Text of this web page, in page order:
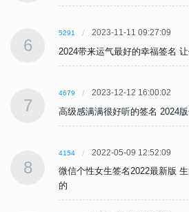
6
5291 2023-11-11 09:27:09
2024带来运气最好的幸福签名
7
4679 2023-12-12 16:00:02
高级感满满很好听的签名 2024
8
4154 2022-05-09 12:52:09
微信个性女生签名2022最新版
的